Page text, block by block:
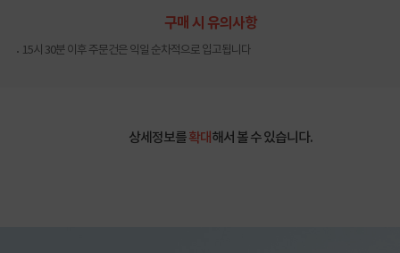
구매 시 유의사항
15시 30분 이후 주문건은 익일 순차적으로 입고됩니다
상세정보를확대해서 볼 수 있습니다.